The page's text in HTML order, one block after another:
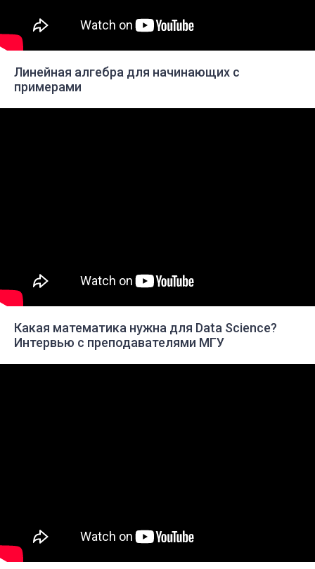
Линейная алгебра для начинающих с
примерами
Какая математика нужна для Data Science?
Интервью с преподавателями МГУ